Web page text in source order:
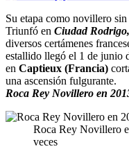
Su etapa como novillero
Triunfó en Ciudad
diversos certámenes
estallido llegó el 1 de junio
en Captieux (Francia)
una ascensión fulgurante.
Roca Rey Novillero en
Roca Rey Novillero
veces